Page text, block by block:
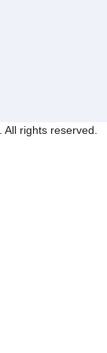
. All rights reserved.